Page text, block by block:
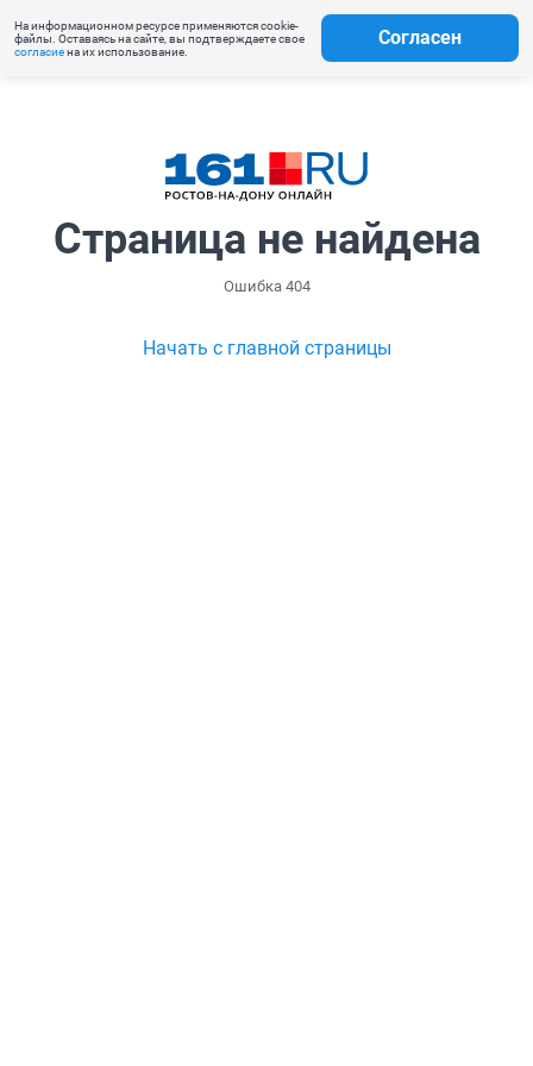
На информационном ресурсе применяются cookie-
файлы. Оставаясь на сайте, вы подтверждаете свое
согласиена их использование.
Согласен
Страница не найдена
Ошибка 404
Начать с главной страницы